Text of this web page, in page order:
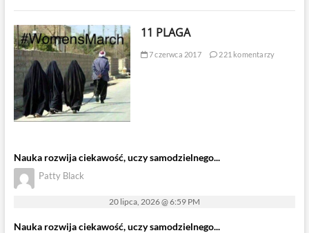
11 PLAGA
7 czerwca 2017 221 komentarzy
Nauka rozwija ciekawość, uczy samodzielnego...
Patty Black
20 lipca, 2026 @ 6:59 PM
Nauka rozwija ciekawość, uczy samodzielnego...